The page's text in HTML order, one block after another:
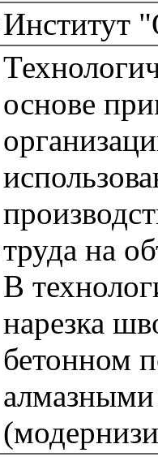
Институт
основе
труда на
В
нарезка
бетонном